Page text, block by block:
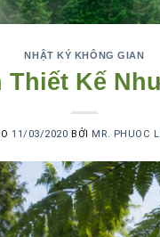
NHẬT KÝ KHÔNG GIAN
Kế
11/03/2020 BỞI MR. PHUOC